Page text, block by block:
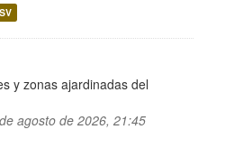
y zonas ajardinadas del
agosto de 2026, 21:45